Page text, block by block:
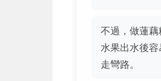
不過，做蓮
水果出水後
走彎路。